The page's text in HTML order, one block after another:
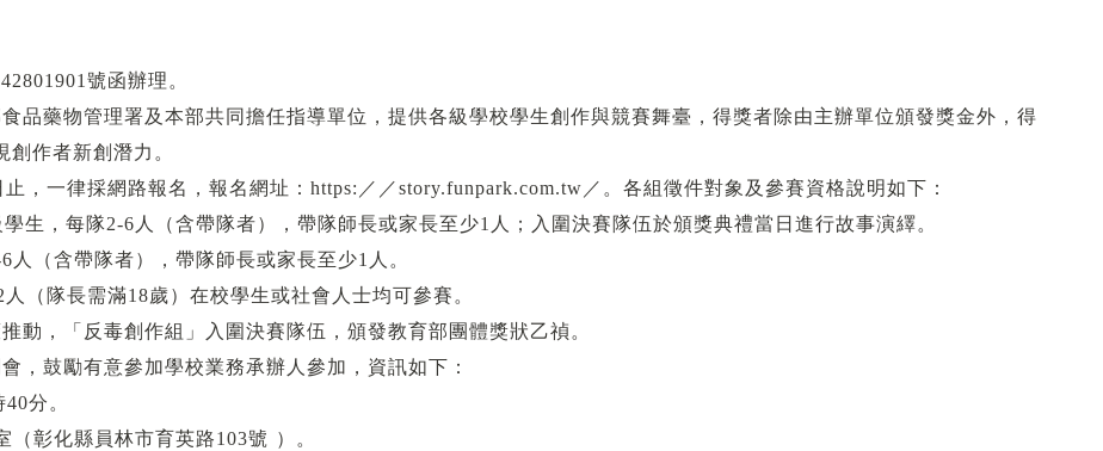
號函辦理。
品藥物管理署及本部共同擔任指導單位，提供各級學校學生創作與競賽舞臺，得獎者除由主辦單位頒發獎金外，得
作者新創潛力。
，一律採網路報名，報名網址：https:／／story.funpark.com.tw／。各組徵件對象及參賽資格說明如下：
生，每隊2-6人（含帶隊者），帶隊師長或家長至少1人；入圍決賽隊伍於頒獎典禮當日進行故事演繹。
（含帶隊者），帶隊師長或家長至少1人。
（隊長需滿18歲）在校學生或社會人士均可參賽。
動，「反毒創作組」入圍決賽隊伍，頒發教育部團體獎狀乙禎。
，鼓勵有意參加學校業務承辦人參加，資訊如下：
分。
彰化縣員林市育英路103號 ）。